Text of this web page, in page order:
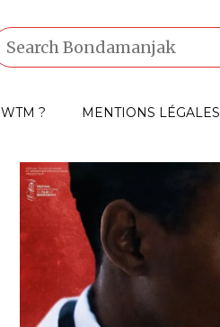
WTM ? MENTIONS LÉGALES